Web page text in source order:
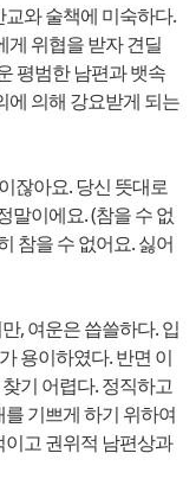
와 술책에 미숙하다.
게 위협을 받자 견딜
평범한 남편과 뱃속
에 의해 강요받게 되는
잖아요. 당신 뜻대로
말이에요. (참을 수 없
참을 수 없어요. 싫어
, 여운은 씁쓸하다. 입
용이하였다. 반면 이
기 어렵다. 정직하고
기쁘게 하기 위하여
고 권위적 남편상과